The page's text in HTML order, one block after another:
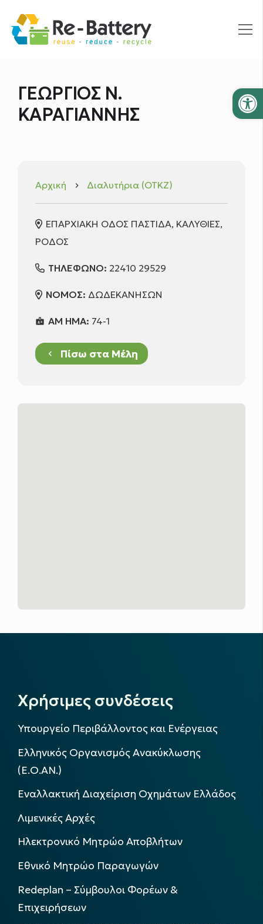
ΓΕΩΡΓΙΟΣ Ν.
ΚΑΡΑΓΙΑΝΝΗΣ
Αρχική keyboard_arrow_right Διαλυτήρια (ΟΤΚΖ)
ΕΠΑΡΧΙΑΚΗ ΟΔΟΣ ΠΑΣΤΙΔΑ, ΚΑΛΥΘΙΕΣ,
ΡΟΔΟΣ
ΤΗΛΕΦΩΝΟ: 22410 29529
ΝΟΜΟΣ: ΔΩΔΕΚΑΝΗΣΩΝ
badge ΑΜ ΗΜΑ: 74-1
keyboard_arrow_left Πίσω στα Μέλη
Χρήσιμες συνδέσεις
Υπουργείο Περιβάλλοντος και Ενέργειας
Ελληνικός Οργανισμός Ανακύκλωσης
(Ε.Ο.ΑΝ.)
Εναλλακτική Διαχείριση Οχημάτων Ελλάδος
Λιμενικές Αρχές
Ηλεκτρονικό Μητρώο Αποβλήτων
Εθνικό Μητρώο Παραγωγών
Redeplan – Σύμβουλοι Φορέων &
Επιχειρήσεων